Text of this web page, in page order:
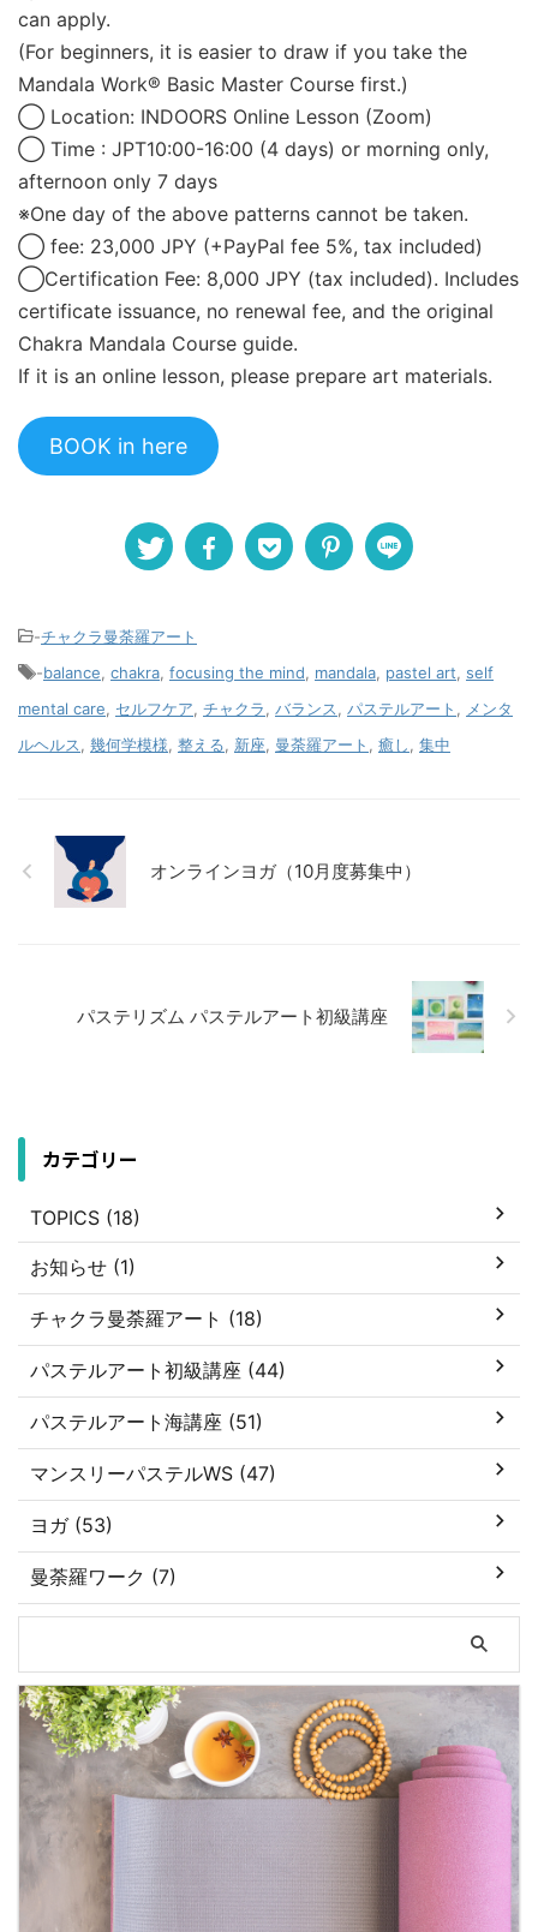
can apply.
(For beginners, it is easier to draw if you take the
Mandala Work® Basic Master Course first.)
◯ Location: INDOORS Online Lesson (Zoom)
◯ Time : JPT10:00-16:00 (4 days) or morning only,
afternoon only 7 days
※One day of the above patterns cannot be taken.
◯ fee: 23,000 JPY (+PayPal fee 5%, tax included)
◯Certification Fee: 8,000 JPY (tax included). Includes
certificate issuance, no renewal fee, and the original
Chakra Mandala Course guide.
If it is an online lesson, please prepare art materials.
BOOK in here
-チャクラ曼荼羅アート
-balance chakra focusing the mind mandala pastel art self
mental care
セルフケア チャクラ バランス パステルアート
メンタ
ルヘルス
幾何学模様 整える 新座 曼荼羅アート 癒し 集中
オンラインヨガ（10月度募集中）
パステリズム パステルアート初級講座
カテゴリー
TOPICS (18)
お知らせ (1)
チャクラ曼荼羅アート (18)
パステルアート初級講座 (44)
パステルアート海講座 (51)
マンスリーパステルWS (47)
ヨガ (53)
曼荼羅ワーク (7)